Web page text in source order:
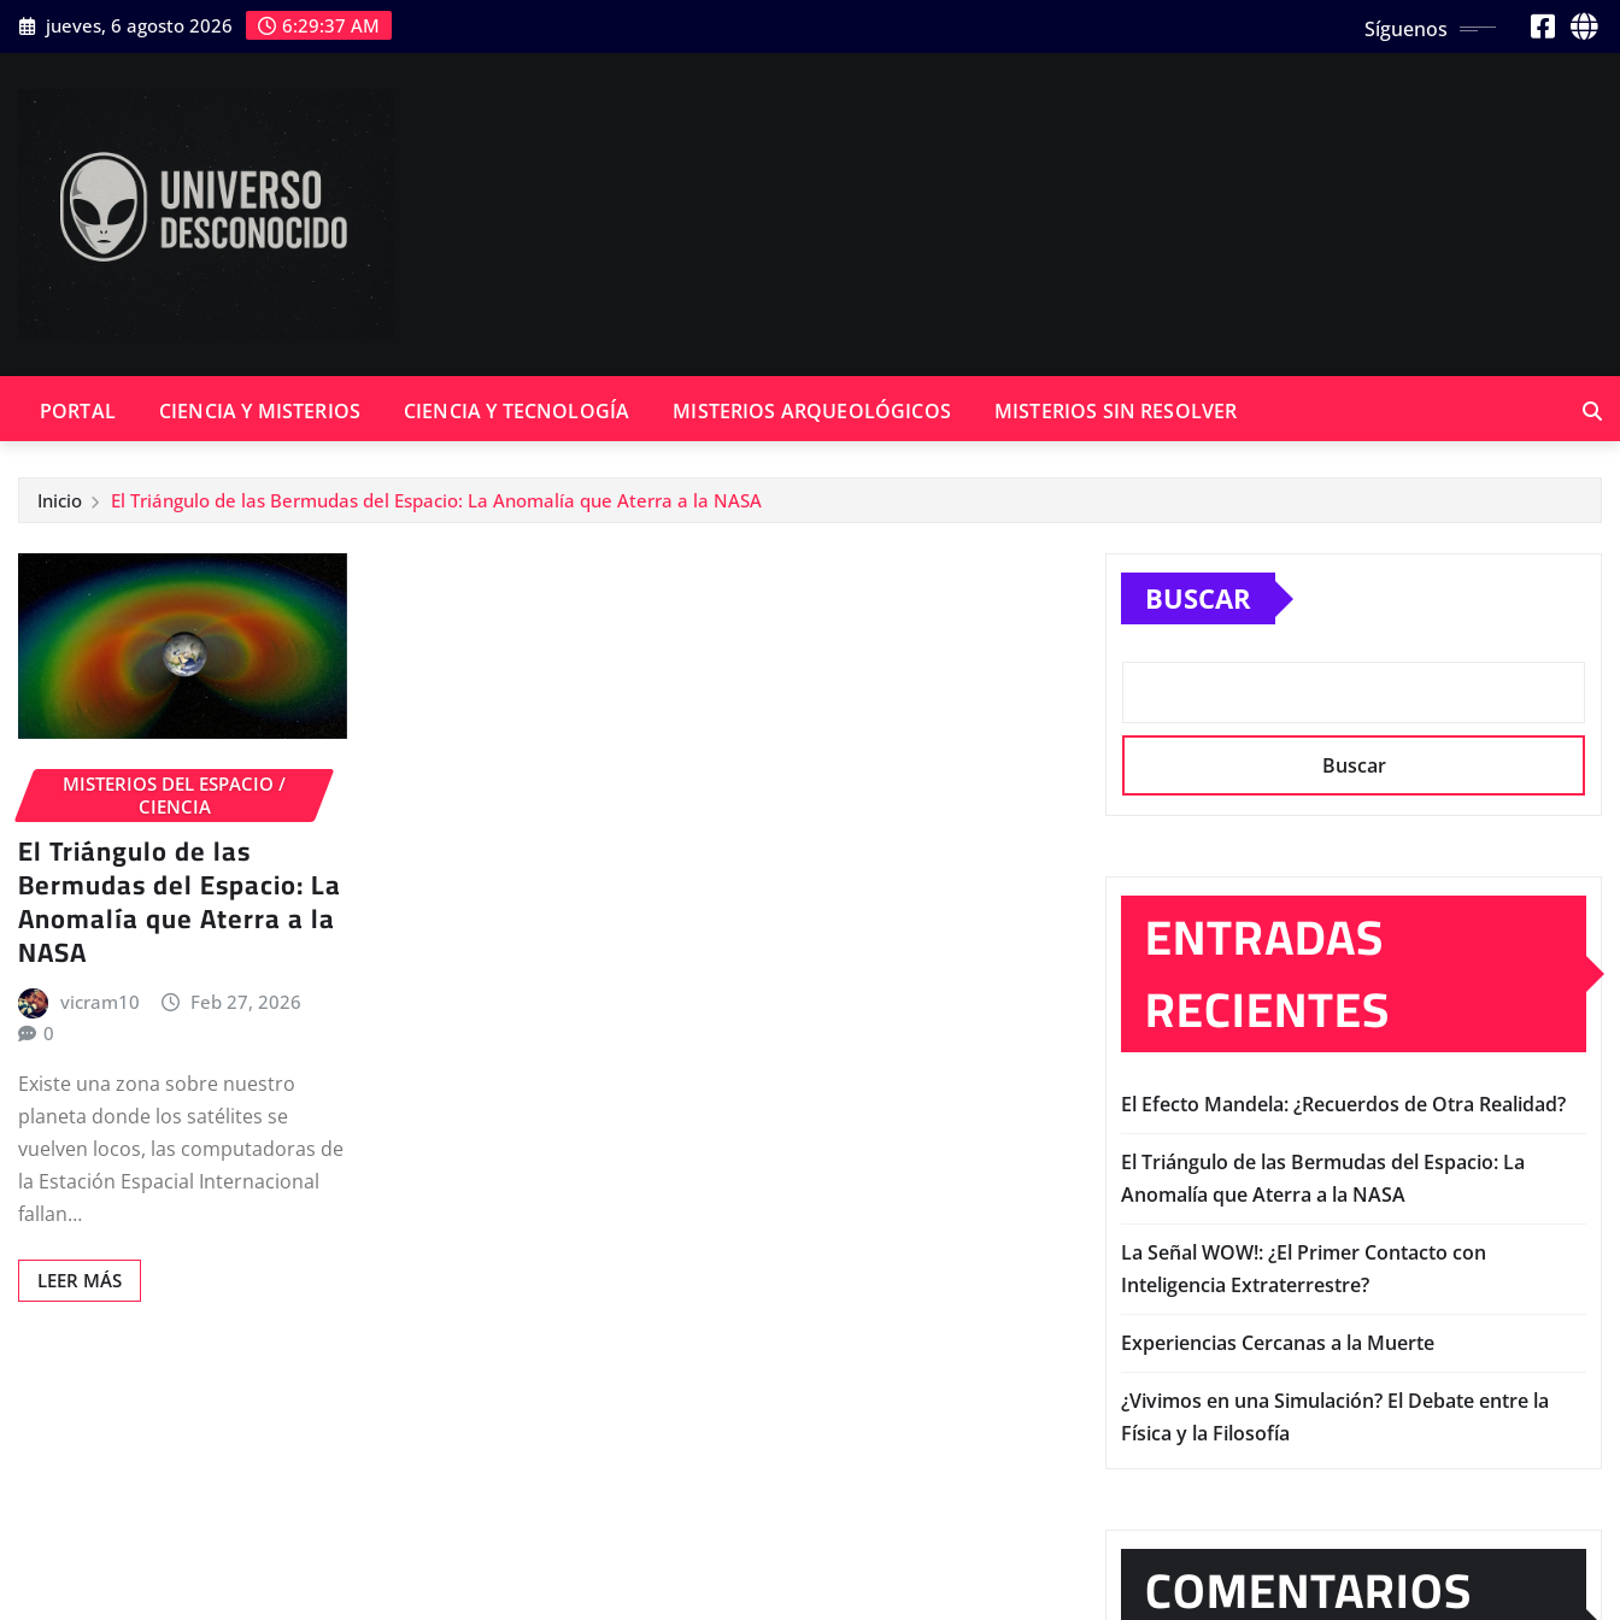
Saltar
al
jueves, 6 agosto 2026 6:29:37 AM Síguenos
PORTAL CIENCIA Y MISTERIOS CIENCIA Y TECNOLOGÍA MISTERIOS ARQUEOLÓGICOS MISTERIOS SIN RESOLVER
Inicio El Triángulo de las Bermudas del Espacio: La Anomalía que Aterra a la NASA
MISTERIOS DEL ESPACIO /
CIENCIA
El Triángulo de las
Bermudas del Espacio: La
Anomalía que Aterra a la
NASA
vicram10
Feb 27, 2026
0
Existe una zona sobre nuestro
planeta donde los satélites se
vuelven locos, las computadoras de
la Estación Espacial Internacional
fallan…
LEER MÁS
BUSCAR
Buscar
ENTRADAS
RECIENTES
El Efecto Mandela: ¿Recuerdos de Otra Realidad?
El Triángulo de las Bermudas del Espacio: La
Anomalía que Aterra a la NASA
La Señal WOW!: ¿El Primer Contacto con
Inteligencia Extraterrestre?
Experiencias Cercanas a la Muerte
¿Vivimos en una Simulación? El Debate entre la
Física y la Filosofía
COMENTARIOS